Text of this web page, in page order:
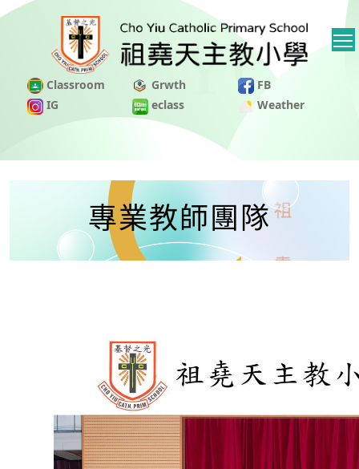
Classroom Grwth
FB
IG
eclass Weather
專業教師團隊